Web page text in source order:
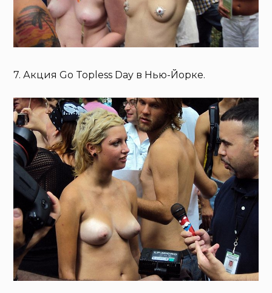
7. Акция Go Topless Day в Нью-Йорке.